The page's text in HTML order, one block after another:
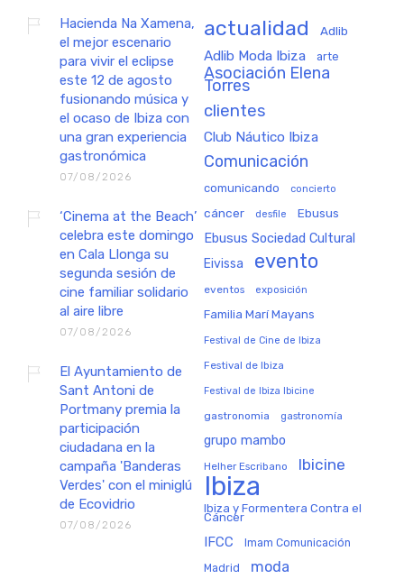
Hacienda Na Xamena,
el mejor escenario
para vivir el eclipse
este 12 de agosto
fusionando música y
el ocaso de Ibiza con
una gran experiencia
gastronómica
07/08/2026
‘Cinema at the Beach’
celebra este domingo
en Cala Llonga su
segunda sesión de
cine familiar solidario
al aire libre
07/08/2026
El Ayuntamiento de
Sant Antoni de
Portmany premia la
participación
ciudadana en la
campaña 'Banderas
Verdes' con el miniglú
de Ecovidrio
07/08/2026
actualidad Adlib
Adlib Moda Ibiza arte
Asociación Elena
Torres
clientes
Club Náutico Ibiza
Comunicación
comunicando concierto
cáncer desfile Ebusus
Ebusus Sociedad Cultural
Eivissa evento
eventos exposición
Familia Marí Mayans
Festival de Cine de Ibiza
Festival de Ibiza
Festival de Ibiza Ibicine
gastronomia gastronomía
grupo mambo
Helher Escribano Ibicine
Ibiza
Ibiza y Formentera Contra el
Cáncer
IFCC Imam Comunicación
Madrid moda